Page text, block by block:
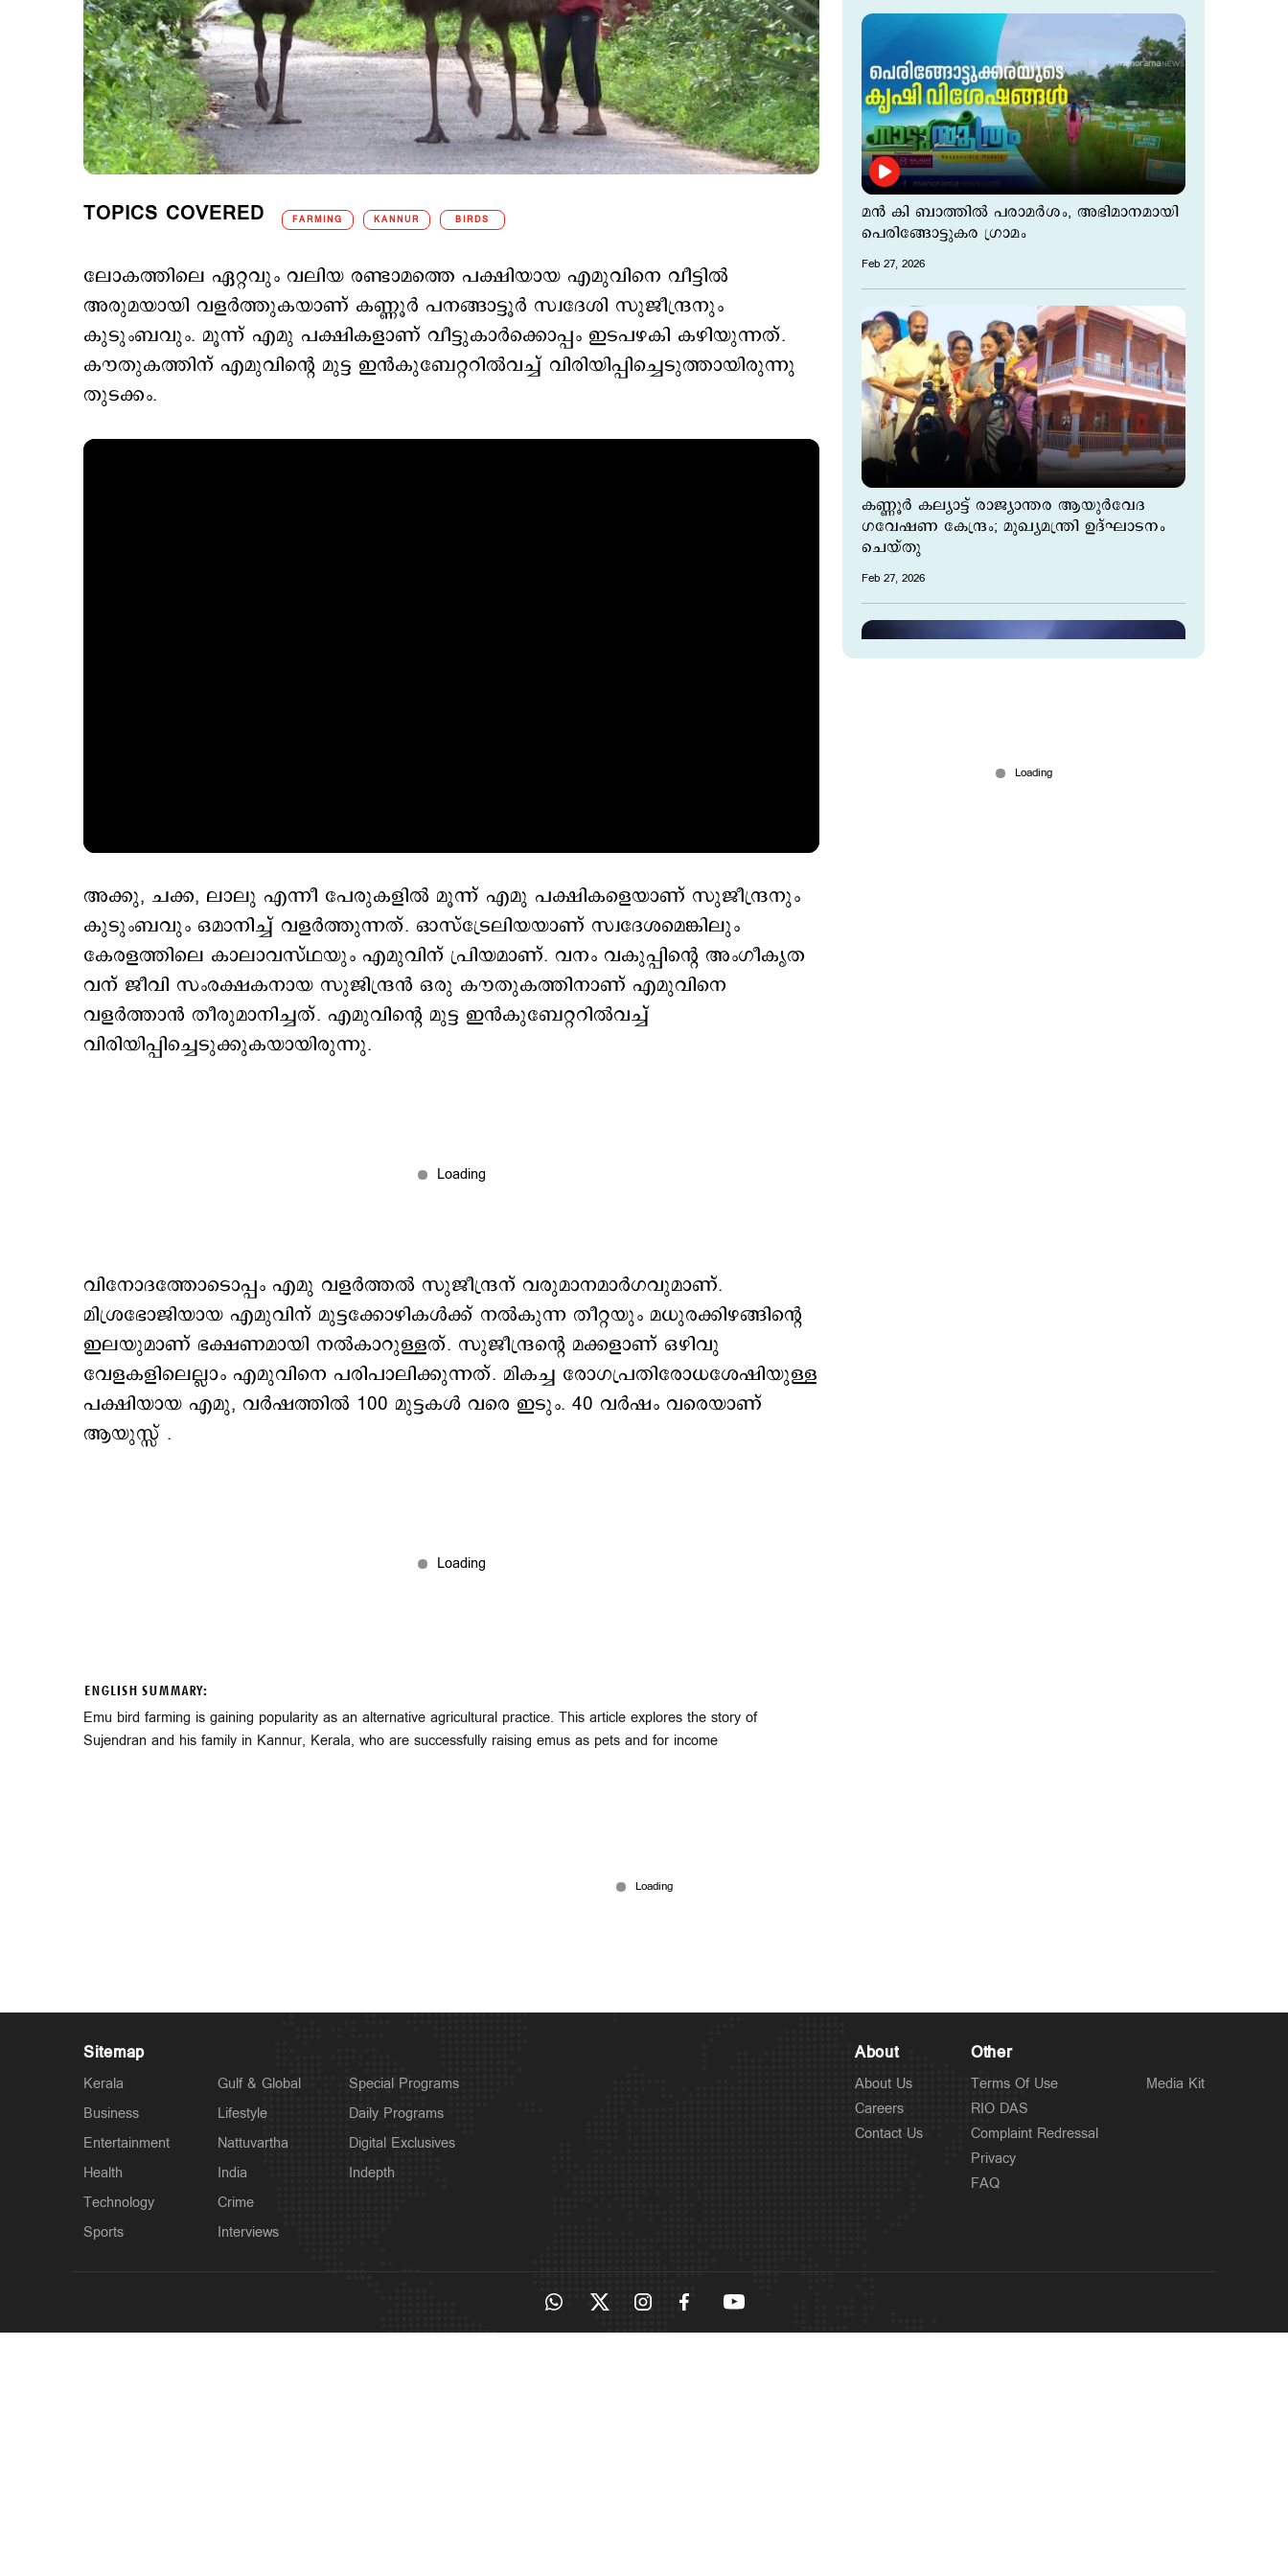
TOPICS COVERED FARMING KANNUR BIRDS
ലോകത്തിലെ ഏറ്റവും വലിയ രണ്ടാമത്തെ പക്ഷിയായ എമുവിനെ വീട്ടിൽ
അരുമയായി വളർത്തുകയാണ് കണ്ണൂർ പനങ്ങാട്ടൂർ സ്വദേശി സുജീന്ദ്രനും
കുടുംബവും. മൂന്ന് എമു പക്ഷികളാണ് വീട്ടുകാർക്കൊപ്പം ഇടപഴകി കഴിയുന്നത്.
കൗതുകത്തിന് എമുവിന്‍റെ മുട്ട ഇൻകുബേറ്ററിൽവച്ച് വിരിയിപ്പിച്ചെടുത്തായിരുന്നു
തുടക്കം.
അക്കു, ചക്ക, ലാലു എന്നീ പേരുകളിൽ മൂന്ന് എമു പക്ഷികളെയാണ് സുജീന്ദ്രനും
കുടുംബവും ഒമാനിച്ച് വളർത്തുന്നത്. ഓസ്ട്രേലിയയാണ് സ്വദേശമെങ്കിലും
കേരളത്തിലെ കാലാവസ്ഥയും എമുവിന് പ്രിയമാണ്. വനം വകുപ്പിന്‍റെ അംഗീകൃത
വന് ജീവി സംരക്ഷകനായ സുജിന്ദ്രൻ ഒരു കൗതുകത്തിനാണ് എമുവിനെ
വളർത്താൻ തീരുമാനിച്ചത്. എമുവിന്‍റെ മുട്ട ഇൻകുബേറ്ററിൽവച്ച്
വിരിയിപ്പിച്ചെടുക്കുകയായിരുന്നു.
വിനോദത്തോടൊപ്പം എമു വളർത്തൽ സുജീന്ദ്രന് വരുമാനമാർഗവുമാണ്.
മിശ്രഭോജിയായ എമുവിന് മുട്ടക്കോഴികൾക്ക് നൽകുന്ന തീറ്റയും മധുരക്കിഴങ്ങിന്‍റെ
ഇലയുമാണ് ഭക്ഷണമായി നൽകാറുള്ളത്. സുജീന്ദ്രന്‍റെ മക്കളാണ് ഒഴിവു
വേളകളിലെല്ലാം എമുവിനെ പരിപാലിക്കുന്നത്. മികച്ച രോഗപ്രതിരോധശേഷിയുള്ള
പക്ഷിയായ എമു, വർഷത്തിൽ 100 മുട്ടകൾ വരെ ഇടും. 40 വർഷം വരെയാണ്
ആയുസ്സ് .
ENGLISH SUMMARY:
Emu bird farming is gaining popularity as an alternative agricultural practice. This article explores the story of
Sujendran and his family in Kannur, Kerala, who are successfully raising emus as pets and for income
മൻ കി ബാത്തിൽ പരാമർശം,​ അഭിമാനമായി
പെരിങ്ങോട്ടുകര ഗ്രാമം
Feb 27, 2026
കണ്ണൂര്‍ കല്യാട്ട് രാജ്യാന്തര ആയുർവേദ
ഗവേഷണ കേന്ദ്രം; മുഖ്യമന്ത്രി ഉദ്ഘാടനം
ചെയ്തു
Feb 27, 2026
Sitemap
Kerala
Business
Entertainment
Health
Technology
Sports
Gulf & Global
Lifestyle
Nattuvartha
India
Crime
Interviews
Special Programs
Daily Programs
Digital Exclusives
Indepth
About
About Us
Careers
Contact Us
Other
Terms Of Use
RIO DAS
Complaint Redressal
Privacy
FAQ
Media Kit